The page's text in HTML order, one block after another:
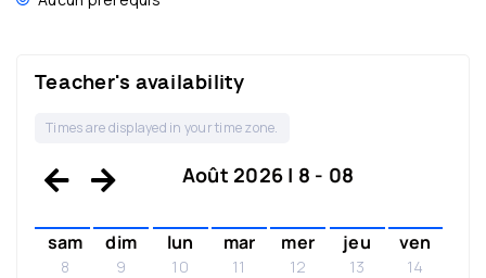
Teacher's availability
Times are displayed in your time zone.
Août 2026 | 8 - 08
sam
8
dim
9
lun
10
mar
11
mer
12
jeu
13
ven
14